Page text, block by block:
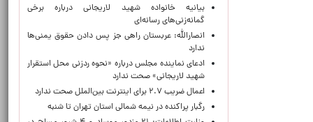
بیانیه خانواده شهید لاریجانی درباره برخی
گمانه‌زنی‌های رسانه‌ای
انصارالله: عربستان راهی جز پس دادن حقوق یمنی‌ها
ندارد
ادعای نماینده مجلس درباره «نحوه ردزنی محل استقرار
شهید لاریجانی» صحت ندارد
اعمال ضریب ۲.۷ برای اینترنت بین‌الملل صحت ندارد
رگبار پراکنده در نیمه شمالی استان تهران تا شنبه